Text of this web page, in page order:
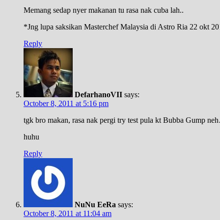
Memang sedap nyer makanan tu rasa nak cuba lah..
*Jng lupa saksikan Masterchef Malaysia di Astro Ria 22 okt
Reply
DefarhanoVII says:
October 8, 2011 at 5:16 pm
tgk bro makan, rasa nak pergi try test pula kt Bubba Gump
huhu
Reply
NuNu EeRa says:
October 8, 2011 at 11:04 am